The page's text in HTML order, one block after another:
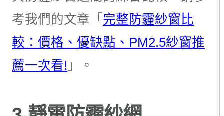
考我們的文章「 完整防霾紗窗比
較：價格、優缺點、PM2.5紗窗推
薦一次看! 」。